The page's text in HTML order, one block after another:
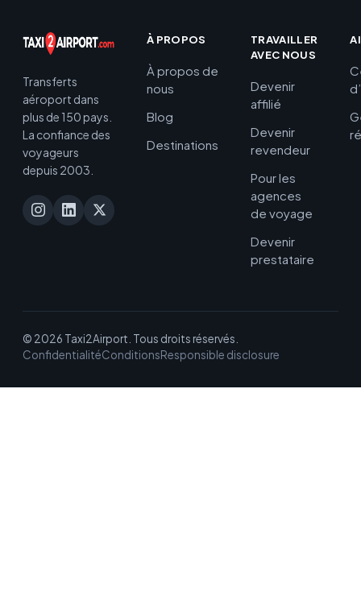
Transferts
aéroport dans
plus de 150 pays.
La confiance des
voyageurs
depuis 2003.
À PROPOS
À propos de
nous
Blog
Destinations
TRAVAILLER
AVEC NOUS
Devenir
affilié
Devenir
revendeur
Pour les
agences
de voyage
Devenir
prestataire
© 2026 Taxi2Airport. Tous droits réservés.
ConfidentialitéConditionsResponsible disclosure